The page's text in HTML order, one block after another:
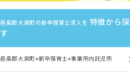
邑楽郡大泉町の新卒保育士求人を 特徴から探
す
邑楽郡大泉町×新卒保育士×事業所内託児所